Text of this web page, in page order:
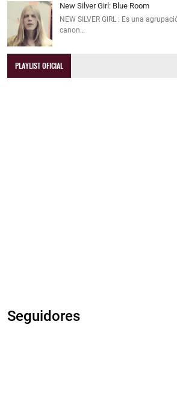
New Silver Girl: Blue Room
NEW SILVER GIRL : Es una
canon…
PLAYLIST OFICIAL
Seguidores